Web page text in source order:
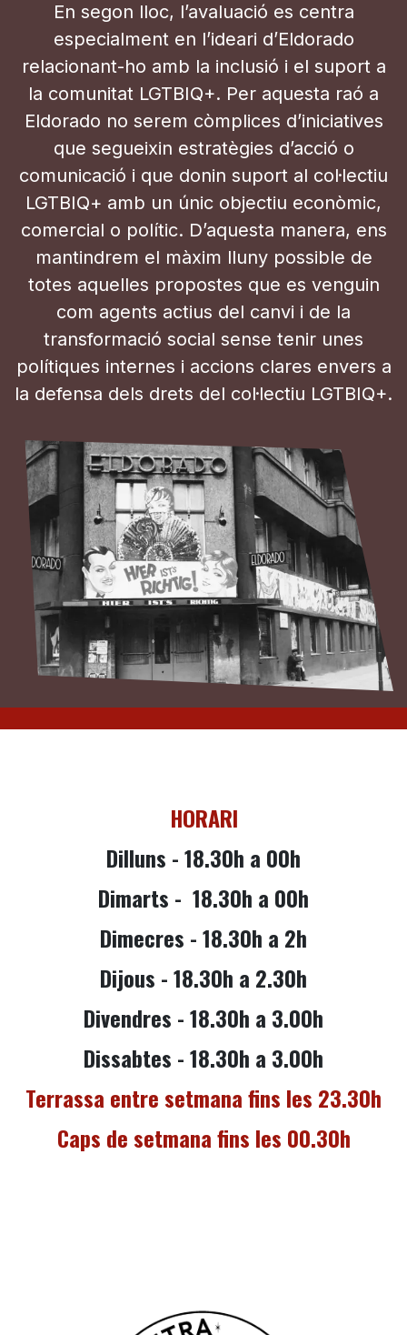
En segon lloc, l’avaluació es centra
especialment en l’ideari d’Eldorado
relacionant-ho amb la inclusió i el suport a
la comunitat LGTBIQ+. Per aquesta raó a
Eldorado no serem còmplices d’iniciatives
que segueixin estratègies d’acció o
comunicació i que donin suport al col·lectiu
LGTBIQ+ amb un únic objectiu econòmic,
comercial o polític. D’aquesta manera, ens
mantindrem el màxim lluny possible de
totes aquelles propostes que es venguin
com agents actius del canvi i de la
transformació social sense tenir unes
polítiques internes i accions clares envers a
la defensa dels drets del col·lectiu LGTBIQ+​​.
HORARI
Dilluns - 18.30h a 00h
Dimarts - 18.30h a 00h
Dimecres -18.30h a 2h
Dijous -18.30h a 2.30h
Divendres - 18.30h a 3.00h
Dissabtes - 18.30h a 3.00h
Terrassa entre setmana fins les 23.30h
Caps de setmana fins les 00.30h